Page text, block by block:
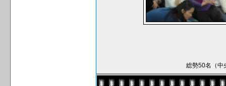
総勢50名（中